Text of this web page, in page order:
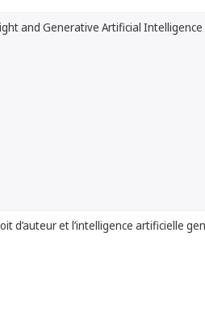
and Generative Artificial Intelligence
d’auteur et l’intelligence artificielle